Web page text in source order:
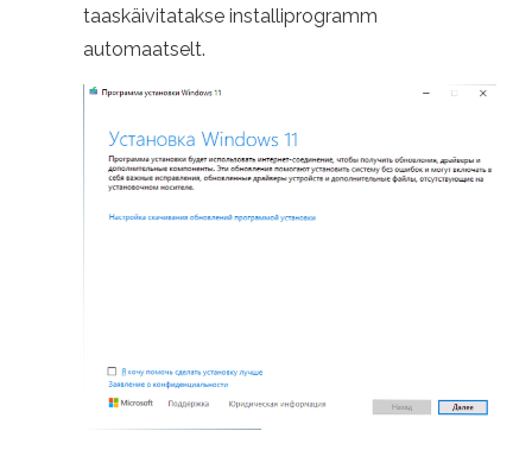
taaskäivitatakse installiprogramm
automaatselt.